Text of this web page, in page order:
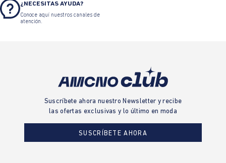
¿NECESITAS AYUDA?
Conoce aquí nuestros canales de
atención.
Suscríbete ahora nuestro Newsletter y recibe
las ofertas exclusivas y lo último en moda
SUSCRÍBETE AHORA